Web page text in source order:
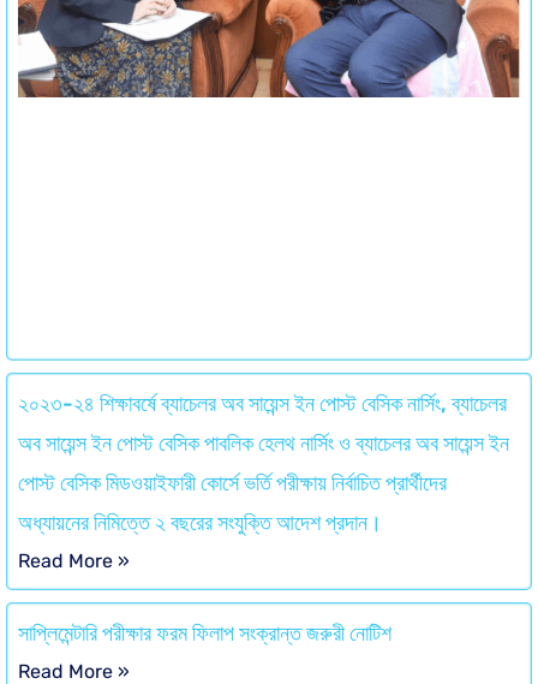
২০২৩-২৪ শিক্ষাবর্ষে ব্যাচেলর অব সায়েন্স ইন পোস্ট বেসিক নার্সিং, ব্যাচেলর
অব সায়েন্স ইন পোস্ট বেসিক পাবলিক হেলথ নার্সিং ও ব্যাচেলর অব সায়েন্স ইন
পোস্ট বেসিক মিডওয়াইফারী কোর্সে ভর্তি পরীক্ষায় নির্বাচিত প্রার্থীদের
অধ্যায়নের নিমিত্তে ২ বছরের সংযুক্তি আদেশ প্রদান।
Read More »
সাপ্লিমেন্টারি পরীক্ষার ফরম ফিলাপ সংক্রান্ত জরুরী নোটিশ
Read More »